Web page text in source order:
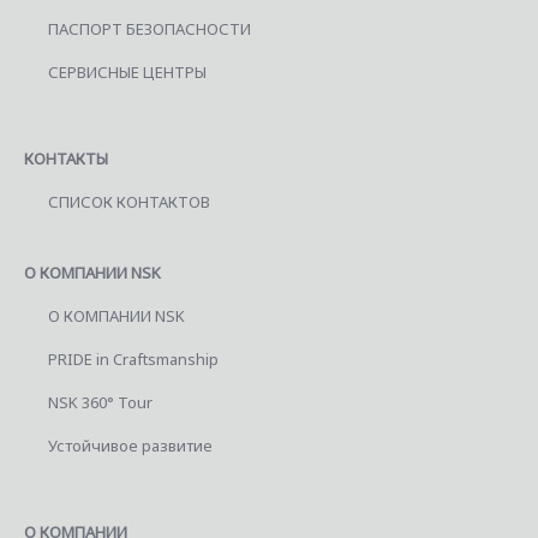
ПАСПОРТ БЕЗОПАСНОСТИ
СЕРВИСНЫЕ ЦЕНТРЫ
КОНТАКТЫ
СПИСОК КОНТАКТОВ
О КОМПАНИИ NSK
О КОМПАНИИ NSK
PRIDE in Craftsmanship
NSK 360° Tour
Устойчивое развитие
О КОМПАНИИ